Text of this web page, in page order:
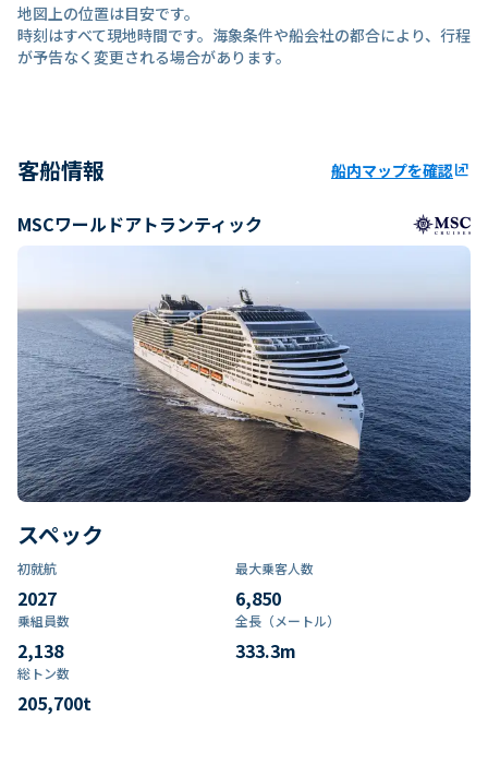
地図上の位置は目安です。
時刻はすべて現地時間です。海象条件や船会社の都合により、行程
が予告なく変更される場合があります。
客船情報 船内マップを確認ungroup
MSCワールドアトランティック
スペック
初就航
2027
最大乗客人数
6,850
乗組員数​
2,138
全長（メートル）
333.3m
総トン数​
205,700t